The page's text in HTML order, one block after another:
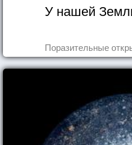
У нашей
Поразительные